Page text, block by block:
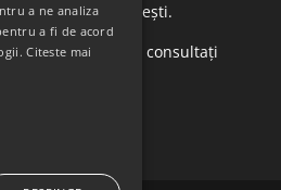
3, Sector 1, București.
vă rugăm să consultați
produselor
a ne analiza
a fi de acord
Citeste mai